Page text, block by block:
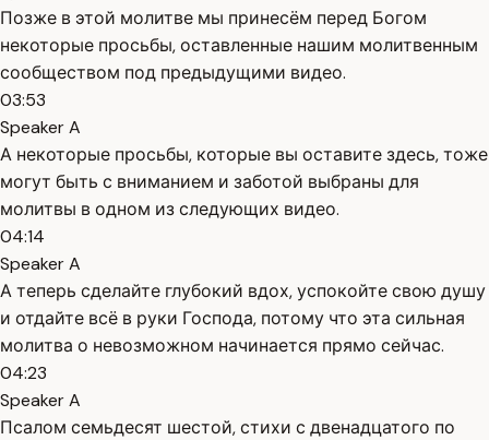
Позже в этой молитве мы принесём перед Богом
некоторые просьбы, оставленные нашим молитвенным
сообществом под предыдущими видео.
03:53
Speaker A
А некоторые просьбы, которые вы оставите здесь, тоже
могут быть с вниманием и заботой выбраны для
молитвы в одном из следующих видео.
04:14
Speaker A
А теперь сделайте глубокий вдох, успокойте свою душу
и отдайте всё в руки Господа, потому что эта сильная
молитва о невозможном начинается прямо сейчас.
04:23
Speaker A
Псалом семьдесят шестой, стихи с двенадцатого по